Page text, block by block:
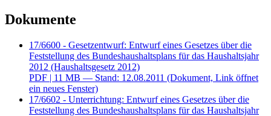
Dokumente
17/6600 - Gesetzentwurf: Entwurf eines Gesetzes über die
Feststellung des Bundeshaushaltsplans für das Haushaltsjahr
2012 (Haushaltsgesetz 2012)
PDF | 11 MB — Stand: 12.08.2011 (Dokument, Link öffnet
ein neues Fenster)
17/6602 - Unterrichtung: Entwurf eines Gesetzes über die
Feststellung des Bundeshaushaltsplans für das Haushaltsjahr